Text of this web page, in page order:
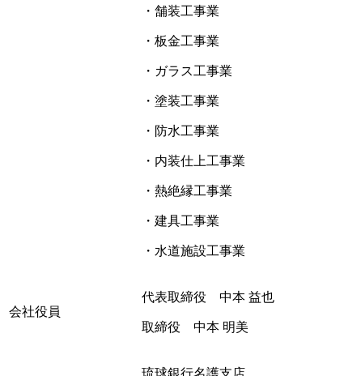
・舗装工事業
・板金工事業
・ガラス工事業
・塗装工事業
・防水工事業
・内装仕上工事業
・熱絶縁工事業
・建具工事業
・水道施設工事業
会社役員
代表取締役 中本 益也
取締役 中本 明美